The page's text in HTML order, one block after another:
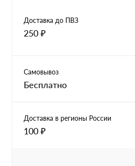
Доставка до ПВЗ
250 ₽
Самовывоз
Бесплатно
Доставка в регионы России
100 ₽